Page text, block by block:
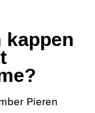
kappen
Pieren